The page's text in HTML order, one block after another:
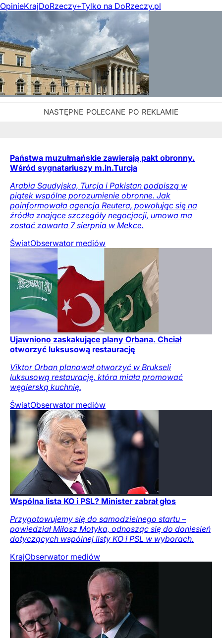
OpinieKrajDoRzeczy+Tylko na DoRzeczy.pl
Państwa muzułmańskie zawierają pakt obronny.
Wśród sygnatariuszy m.in.Turcja
Arabia Saudyjska, Turcja i Pakistan podpiszą w
piątek wspólne porozumienie obronne. Jak
poinformowała agencja Reutera, powołując się na
źródła znające szczegóły negocjacji, umowa ma
zostać zawarta 7 sierpnia w Mekce.
ŚwiatObserwator mediów
Ujawniono zaskakujące plany Orbana. Chciał
otworzyć luksusową restaurację
Viktor Orban planował otworzyć w Brukseli
luksusową restaurację, która miała promować
węgierską kuchnię.
ŚwiatObserwator mediów
Wspólna lista KO i PSL? Minister zabrał głos
Przygotowujemy się do samodzielnego startu –
powiedział Miłosz Motyka, odnosząc się do doniesień
dotyczących wspólnej listy KO i PSL w wyborach.
KrajObserwator mediów